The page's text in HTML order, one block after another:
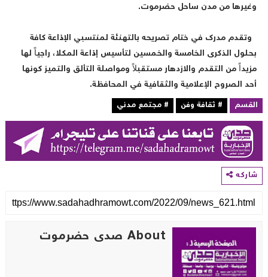
من مدن ساحل حضرموت.
مدرك في ختام تصريحه بالتهنئة لمنتسبي الإذاعة كافة
الذكرى الخامسة والخمسين لتأسيس إذاعة المكلا، راجياً لها
من التقدم والازدهار مستقبلاً ومواصلة التألق والتميز كونها
الصروح الإعلامية والثقافية في المحافظة.
# ثقافة وفن # مجتمع مدني
About صدى حضرموت